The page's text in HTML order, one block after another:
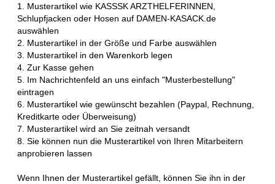
1. Musterartikel wie KASSSK ARZTHELFERINNEN,
Schlupfjacken oder Hosen auf DAMEN-KASACK.de
auswählen
2. Musterartikel in der Größe und Farbe auswählen
3. Musterartikel in den Warenkorb legen
4. Zur Kasse gehen
5. Im Nachrichtenfeld an uns einfach "Musterbestellung"
eintragen
6. Musterartikel wie gewünscht bezahlen (Paypal, Rechnung,
Kreditkarte oder Überweisung)
7. Musterartikel wird an Sie zeitnah versandt
8. Sie können nun die Musterartikel von Ihren Mitarbeitern
anprobieren lassen
Wenn Ihnen der Musterartikel gefällt, können Sie ihn in der